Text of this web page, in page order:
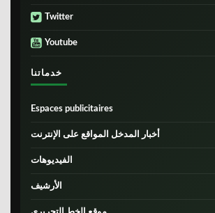
Twitter
Youtube
خدماتنا
Espaces publicitaires
أخبار المدخل المواقع على الإنترنت
الفيديوهات
الأرشيف